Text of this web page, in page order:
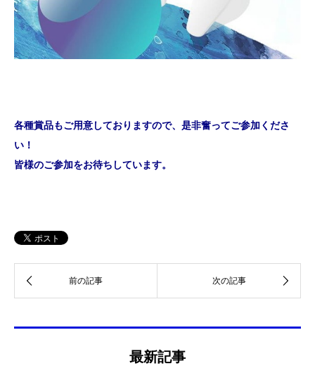
各種賞品もご用意しておりますので、是非奮ってご参加くださ
い！
皆様のご参加をお待ちしています。
最新記事